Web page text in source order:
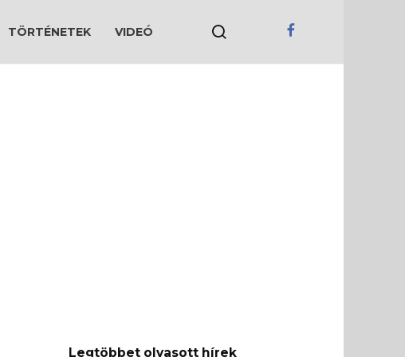
TÖRTÉNETEK VIDEÓ
Legtöbbet olvasott hírek